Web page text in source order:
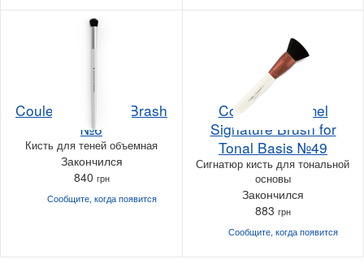
Couleur Caramel Brash
№6
Кисть для теней объемная
Закончился
840 грн
Сообщите, когдапоявится
Couleur Caramel
Signature Brush for
Tonal Basis №49
Сигнатюр кисть для тональной
основы
Закончился
883 грн
Сообщите, когдапоявится